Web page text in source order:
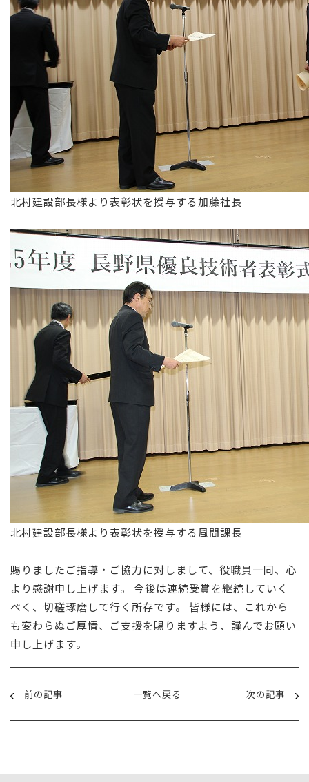
北村建設部長様より表彰状を授与する加藤社長
北村建設部長様より表彰状を授与する風間課長
賜りましたご指導・ご協力に対しまして、役職員一同、心
より感謝申し上げます。 今後は連続受賞を継続していく
べく、切磋琢磨して行く所存です。 皆様には、これから
も変わらぬご厚情、ご支援を賜りますよう、謹んでお願い
申し上げます。
前の記事 一覧へ戻る 次の記事